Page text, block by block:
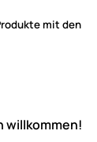
mit den
willkommen!